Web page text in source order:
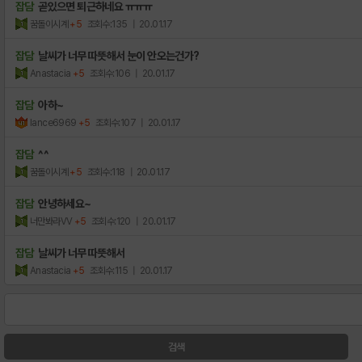
잡담 곧있으면 퇴근하네요 ㅠㅠㅠ
꿈돌이시계 +5 조회수:135 | 20.01.17
잡담 날씨가 너무 따뜻해서 눈이 안오는건가?
Anastacia +5 조회수:106 | 20.01.17
잡담 아하~
lance6969 +5 조회수:107 | 20.01.17
잡담 ^^
꿈돌이시계 +5 조회수:118 | 20.01.17
잡담 안녕하세요~
너만봐라VV +5 조회수:120 | 20.01.17
잡담 날씨가 너무 따뜻해서
Anastacia +5 조회수:115 | 20.01.17
검색